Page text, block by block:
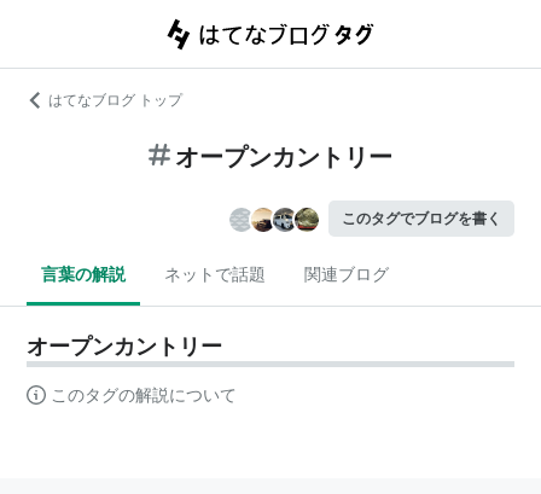
はてなブログ トップ
オープンカントリー
このタグでブログを書く
言葉の解説 ネットで話題 関連ブログ
オープンカントリー
このタグの解説について